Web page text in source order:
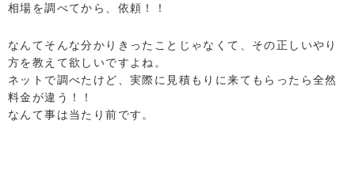
相場を調べてから、依頼！！
なんてそんな分かりきったことじゃなくて、その正しいやり
方を教えて欲しいですよね。
ネットで調べたけど、実際に見積もりに来てもらったら全然
料金が違う！！
なんて事は当たり前です。